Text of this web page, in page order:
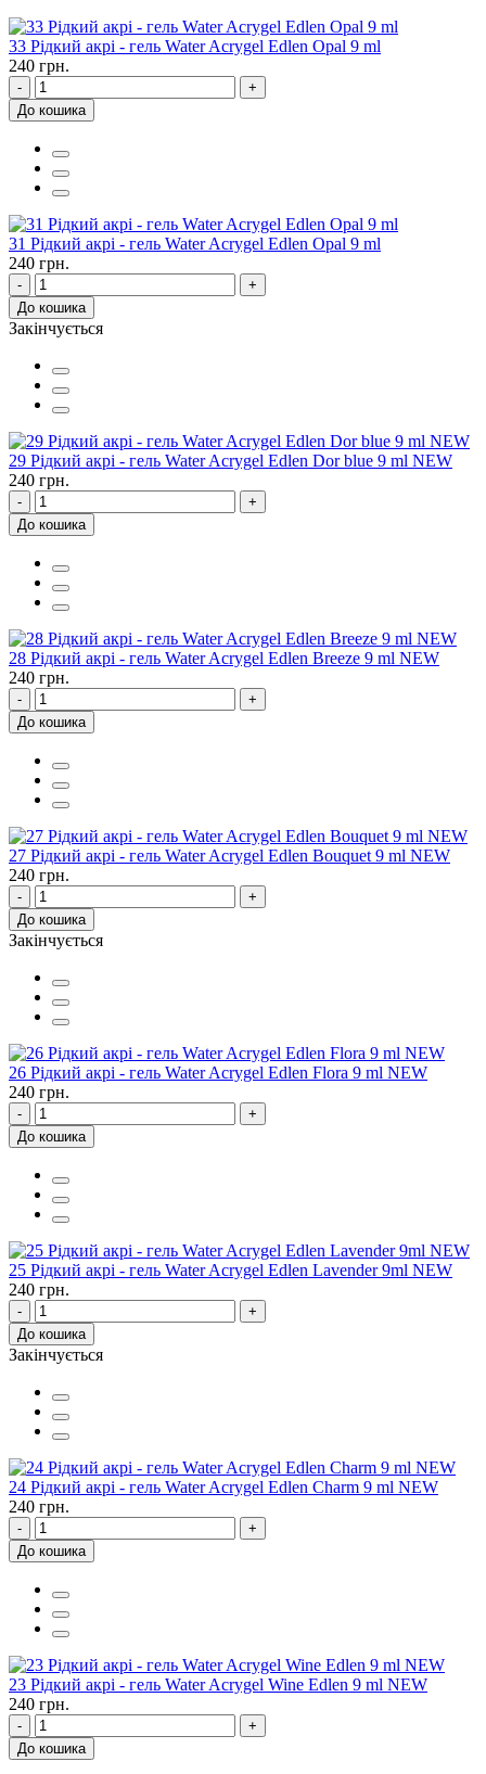
33 Рідкий акрі - гель Water Acrygel Edlen Opal 9 ml
240 грн.
-
+
До кошика
31 Рідкий акрі - гель Water Acrygel Edlen Opal 9 ml
240 грн.
-
+
До кошика
Закінчується
29 Рідкий акрі - гель Water Acrygel Edlen Dor blue 9 ml NEW
240 грн.
-
+
До кошика
28 Рідкий акрі - гель Water Acrygel Edlen Breeze 9 ml NEW
240 грн.
-
+
До кошика
27 Рідкий акрі - гель Water Acrygel Edlen Bouquet 9 ml NEW
240 грн.
-
+
До кошика
Закінчується
26 Рідкий акрі - гель Water Acrygel Edlen Flora 9 ml NEW
240 грн.
-
+
До кошика
25 Рідкий акрі - гель Water Acrygel Edlen Lavender 9ml NEW
240 грн.
-
+
До кошика
Закінчується
24 Рідкий акрі - гель Water Acrygel Edlen Charm 9 ml NEW
240 грн.
-
+
До кошика
23 Рідкий акрі - гель Water Acrygel Wine Edlen 9 ml NEW
240 грн.
-
+
До кошика